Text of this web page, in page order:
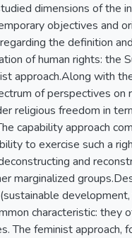
dimensions of the
objectives and
the definition
of human rights: the
approach.Along with
of perspectives
religious freedom in
capability approach
to exercise such a
and
marginalized
characteristic:
The feminist